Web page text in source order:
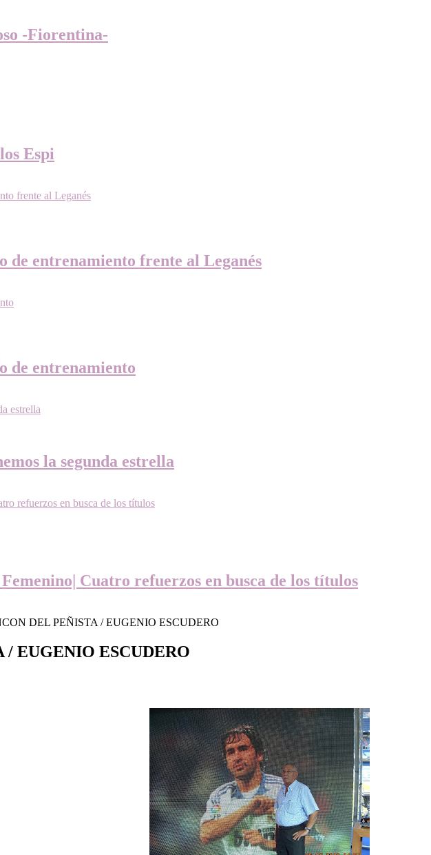
-Fiorentina-
Espi
de entrenamiento frente al Leganés
de entrenamiento
la segunda estrella
Cuatro refuerzos en busca de los títulos
DEL PEÑISTA / EUGENIO ESCUDERO
EUGENIO ESCUDERO